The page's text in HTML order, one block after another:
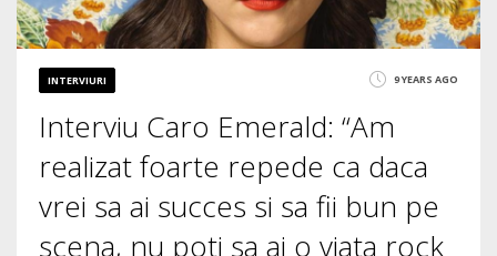
INTERVIURI 9 YEARS AGO
Interviu Caro Emerald: “Am
realizat foarte repede ca daca
vrei sa ai succes si sa fii bun pe
scena, nu poti sa ai o viata rock